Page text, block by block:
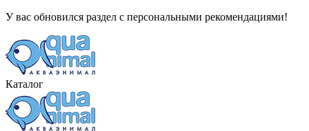
У вас обновился раздел с персональными рекомендациями!
Каталог